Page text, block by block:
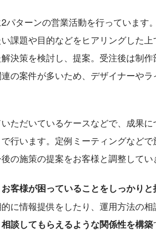
パターンの営業活動を行っています
課題や目的などをヒアリングした上
決策を検討し、提案。受注後は制作
の案件が多いため、デザイナーや
ただいているケースなどで、成果
行います。定例ミーティングなど
の施策の提案をお客様と調整してい
お客様が困っていることをしっかりと
に情報提供をしたり、運用方法の
相談してもらえるような関係性を構築